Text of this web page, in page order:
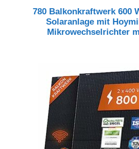
780 Balkonkraftwerk 600
Solaranlage mit
Mikrowechselrichter